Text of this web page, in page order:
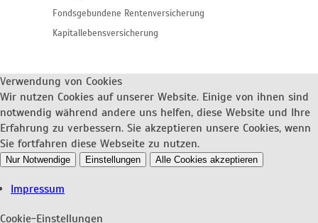
Fondsgebundene Rentenversicherung
Kapitallebensversicherung
Verwendung von Cookies
Wir nutzen Cookies auf unserer Website. Einige von ihnen sind
notwendig während andere uns helfen, diese Website und Ihre
Erfahrung zu verbessern. Sie akzeptieren unsere Cookies, wenn
Sie fortfahren diese Webseite zu nutzen.
Nur Notwendige Einstellungen Alle Cookies akzeptieren
Impressum
Cookie-Einstellungen